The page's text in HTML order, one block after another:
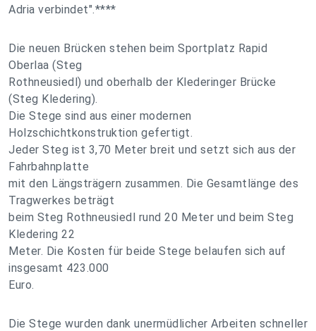
Adria verbindet".****
Die neuen Brücken stehen beim Sportplatz Rapid
Oberlaa (Steg
Rothneusiedl) und oberhalb der Klederinger Brücke
(Steg Kledering).
Die Stege sind aus einer modernen
Holzschichtkonstruktion gefertigt.
Jeder Steg ist 3,70 Meter breit und setzt sich aus der
Fahrbahnplatte
mit den Längsträgern zusammen. Die Gesamtlänge des
Tragwerkes beträgt
beim Steg Rothneusiedl rund 20 Meter und beim Steg
Kledering 22
Meter. Die Kosten für beide Stege belaufen sich auf
insgesamt 423.000
Euro.
Die Stege wurden dank unermüdlicher Arbeiten schneller